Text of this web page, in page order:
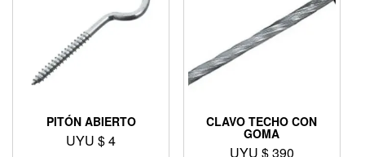
PITÓN ABIERTO
UYU $4
CLAVO TECHO CON
GOMA
UYU $390